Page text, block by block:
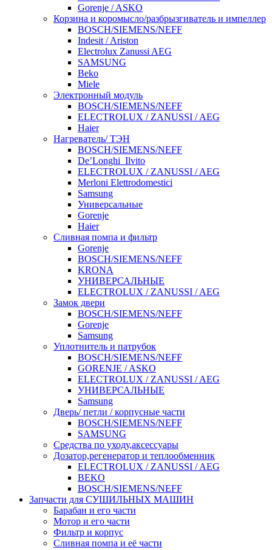
Gorenje / ASKO
Корзина и коромысло/разбрызгиватель и импеллер
BOSCH/SIEMENS/NEFF
Indesit / Ariston
Electrolux Zanussi AEG
SAMSUNG
Beko
Miele
Электронный модуль
BOSCH/SIEMENS/NEFF
ELECTROLUX / ZANUSSI / AEG
Haier
Нагреватель/ ТЭН
BOSCH/SIEMENS/NEFF
De’Longhi_Ilvito
ELECTROLUX / ZANUSSI / AEG
Merloni Elettrodomestici
Samsung
Универсальные
Gorenje
Haier
Сливная помпа и фильтр
Gorenje
BOSCH/SIEMENS/NEFF
KRONA
УНИВЕРСАЛЬНЫЕ
ELECTROLUX / ZANUSSI / AEG
Замок двери
BOSCH/SIEMENS/NEFF
Gorenje
Samsung
Уплотнитель и патрубок
BOSCH/SIEMENS/NEFF
GORENJE / ASKO
ELECTROLUX / ZANUSSI / AEG
УНИВЕРСАЛЬНЫЕ
Samsung
Дверь/ петли / корпусные части
BOSCH/SIEMENS/NEFF
SAMSUNG
Средства по уходу,аксессуары
Дозатор,регенератор и теплообменник
ELECTROLUX / ZANUSSI / AEG
BEKO
BOSCH/SIEMENS/NEFF
Запчасти для СУШИЛЬНЫХ МАШИН
Барабан и его части
Мотор и его части
Фильтр и корпус
Сливная помпа и её части